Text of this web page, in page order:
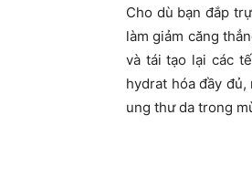
Cho dù bạn đắp
làm giảm căng
và tái tạo lại các
hydrat hóa đầy
ung thư da trong